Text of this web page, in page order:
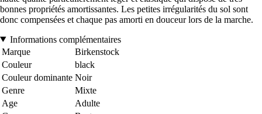
bonnes propriétés amortissantes. Les petites irrégularités du sol sont
donc compensées et chaque pas amorti en douceur lors de la marche.
Informations complémentaires
Marque
Birkenstock
Couleur
black
Couleur dominante Noir
Genre
Mixte
Age
Adulte